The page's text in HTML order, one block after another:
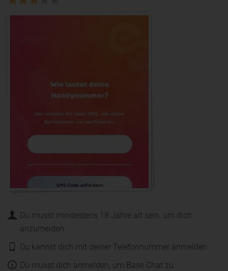
Du musst mindestens 18 Jahre alt sein, um dich
anzumelden
Du kannst dich mit deiner Telefonnummer anmelden
Du musst dich anmelden, um Base Chat zu